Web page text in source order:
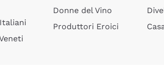
Donne del Vino
Produttori Eroici